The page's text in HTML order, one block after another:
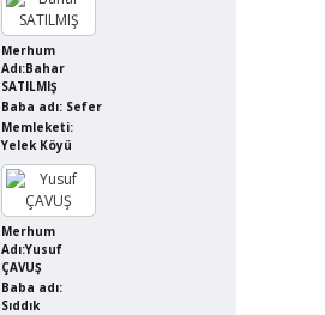
Merhum
Adı:Bahar
SATILMIŞ
Baba adı: Sefer
Memleketi:
Yelek Köyü
Merhum
Adı:Yusuf
ÇAVUŞ
Baba adı:
Sıddık